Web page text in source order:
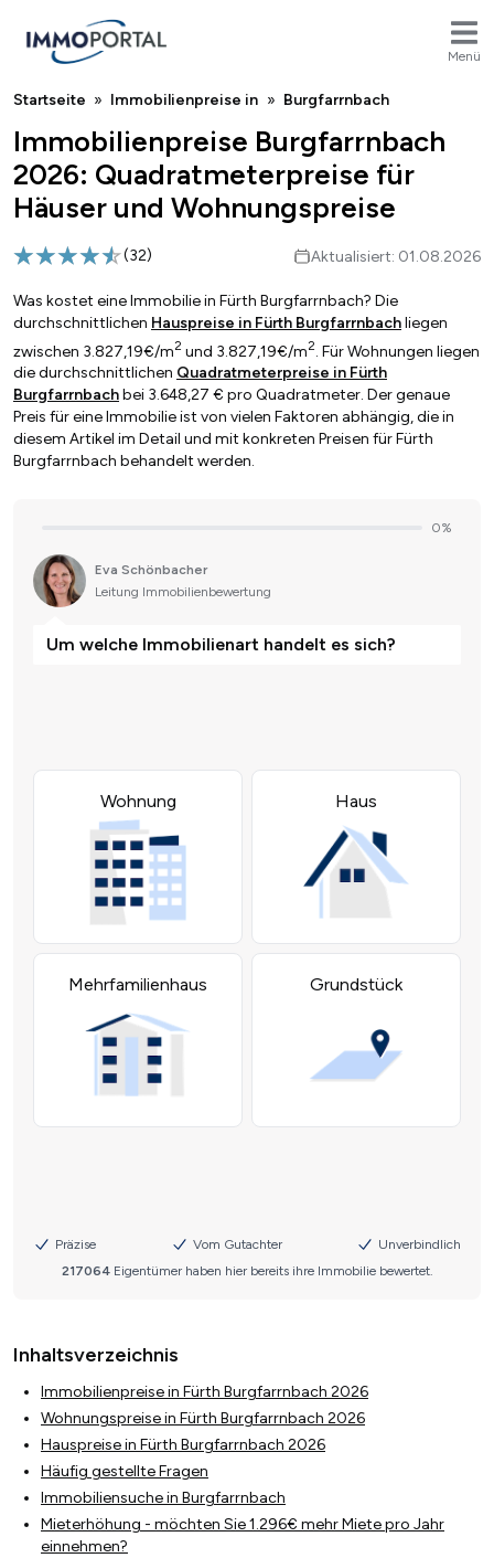
Menü
Breadcrumb
Startseite Immobilienpreise in Burgfarrnbach
Immobilienpreise Burgfarrnbach
2026: Quadratmeterpreise für
Häuser und Wohnungspreise
(32) Aktualisiert: 01.08.2026
Was kostet eine Immobilie in Fürth Burgfarrnbach? Die
durchschnittlichen Hauspreise in Fürth Burgfarrnbachliegen
zwischen 3.827,19€/m2 und 3.827,19€/m2. Für Wohnungen liegen
die durchschnittlichen Quadratmeterpreise in Fürth
Burgfarrnbachbei 3.648,27 € pro Quadratmeter. Der genaue
Preis für eine Immobilie ist von vielen Faktoren abhängig, die in
diesem Artikel im Detail und mit konkreten Preisen für Fürth
Burgfarrnbach behandelt werden.
Inhaltsverzeichnis
Immobilienpreise in Fürth Burgfarrnbach 2026
Wohnungspreise in Fürth Burgfarrnbach 2026
Hauspreise in Fürth Burgfarrnbach 2026
Häufig gestellte Fragen
Immobiliensuche in Burgfarrnbach
Mieterhöhung - möchten Sie 1.296€ mehr Miete pro Jahr
einnehmen?